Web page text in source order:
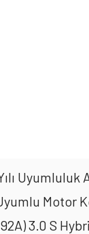
Uyumluluk
Motor
3.0 S